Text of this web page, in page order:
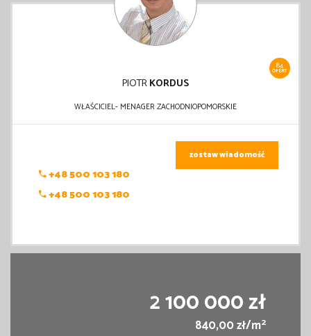
84
OFERT
PIOTRKORDUS
WŁAŚCICIEL- MENAGER ZACHODNIOPOMORSKIE
+48 500 103 180
+48 500 103 180
zostaw wiadomość
2 100 000 zł
840,00 zł/m2